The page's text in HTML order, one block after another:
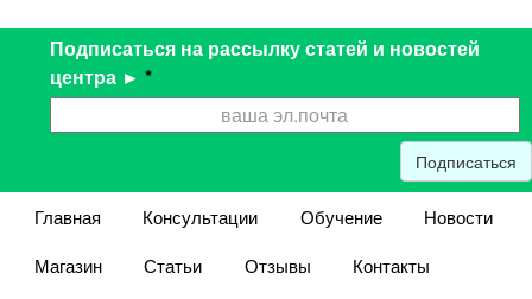
Подписаться на рассылку статей и новостей
центра ► *
Подписаться
Главная Консультации Обучение
Новости
Магазин
Статьи Отзывы
Контакты